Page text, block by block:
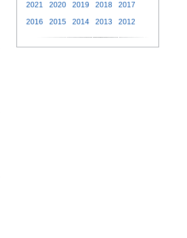
2021
2020 2019 2018
2017
2016
2015 2014 2013 2012